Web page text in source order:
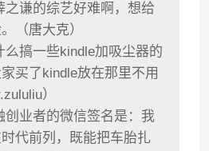
谦的综艺好难啊，想给
（唐大克）
搞一些kindle加吸尘器的
买了kindle放在那里不用
）
业者的微信签名是：我
代前列，既能把车胎扎